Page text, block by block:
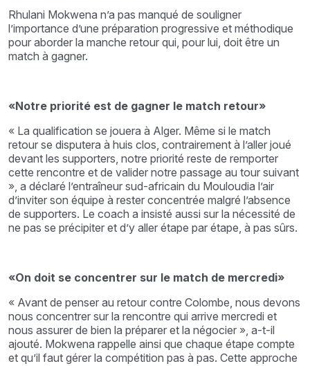
Rhulani Mokwena n’a pas manqué de souligner
l’importance d’une préparation progressive et méthodique
pour aborder la manche retour qui, pour lui, doit être un
match à gagner.
«Notre priorité est de gagner le match retour»
« La qualification se jouera à Alger. Même si le match
retour se disputera à huis clos, contrairement à l’aller joué
devant les supporters, notre priorité reste de remporter
cette rencontre et de valider notre passage au tour suivant
», a déclaré l’entraîneur sud-africain du Mouloudia l’air
d’inviter son équipe à rester concentrée malgré l’absence
de supporters. Le coach a insisté aussi sur la nécessité de
ne pas se précipiter et d’y aller étape par étape, à pas sûrs.
«On doit se concentrer sur le match de mercredi»
« Avant de penser au retour contre Colombe, nous devons
nous concentrer sur la rencontre qui arrive mercredi et
nous assurer de bien la préparer et la négocier », a-t-il
ajouté. Mokwena rappelle ainsi que chaque étape compte
et qu’il faut gérer la compétition pas à pas. Cette approche